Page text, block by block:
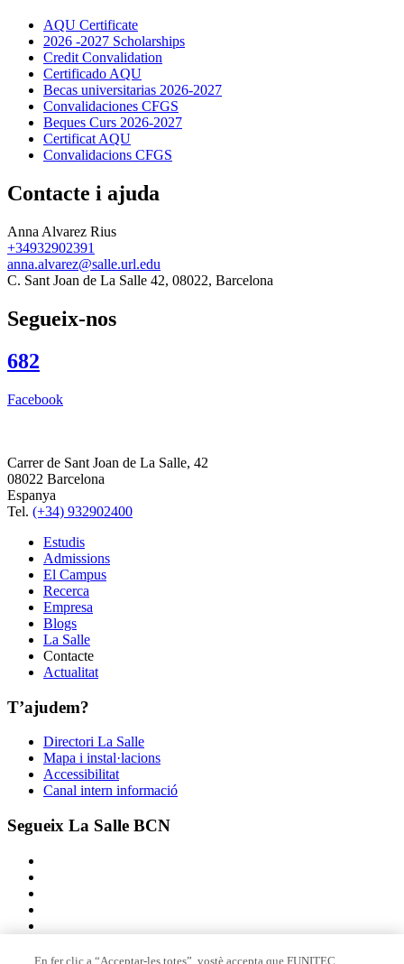
AQU Certificate
2026 -2027 Scholarships
Credit Convalidation
Certificado AQU
Becas universitarias 2026-2027
Convalidaciones CFGS
Beques Curs 2026-2027
Certificat AQU
Convalidacions CFGS
Contacte i ajuda
Anna Alvarez Rius
+34932902391
anna.alvarez@salle.url.edu
C. Sant Joan de La Salle 42, 08022, Barcelona
Segueix-nos
682
Facebook
Carrer de Sant Joan de La Salle, 42
08022 Barcelona
Espanya
Tel. (+34) 932902400
Estudis
Admissions
El Campus
Recerca
Empresa
Blogs
La Salle
Contacte
Actualitat
T’ajudem?
Directori La Salle
Mapa i instal·lacions
Accessibilitat
Canal intern informació
Segueix La Salle BCN
En fer clic a “Acceptar-les totes”, vostè accepta que FUNITEC